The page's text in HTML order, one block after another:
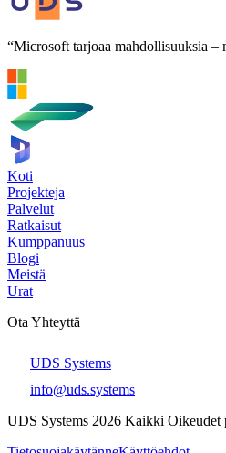
“Microsoft tarjoaa mahdollisuuksia –
Koti
Projekteja
Palvelut
Ratkaisut
Kumppanuus
Blogi
Meistä
Urat
Ota Yhteyttä
UDS Systems
info@uds.systems
UDS Systems 2026 Kaikki Oikeudet